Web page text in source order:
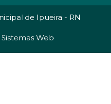
de Ipueira - RN
Web